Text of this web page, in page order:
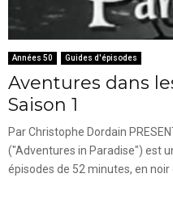
Années 50 Guides d'épisodes
Aventures dans
Saison 1
Par Christophe Dordain
("Adventures in Paradise") est
épisodes de 52 minutes, en noir